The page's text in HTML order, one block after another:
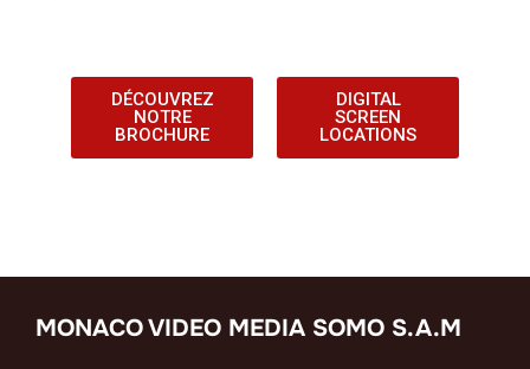
DÉCOUVREZ
NOTRE
BROCHURE
DIGITAL
SCREEN
LOCATIONS
MONACO VIDEO MEDIA SOMO S.A.M